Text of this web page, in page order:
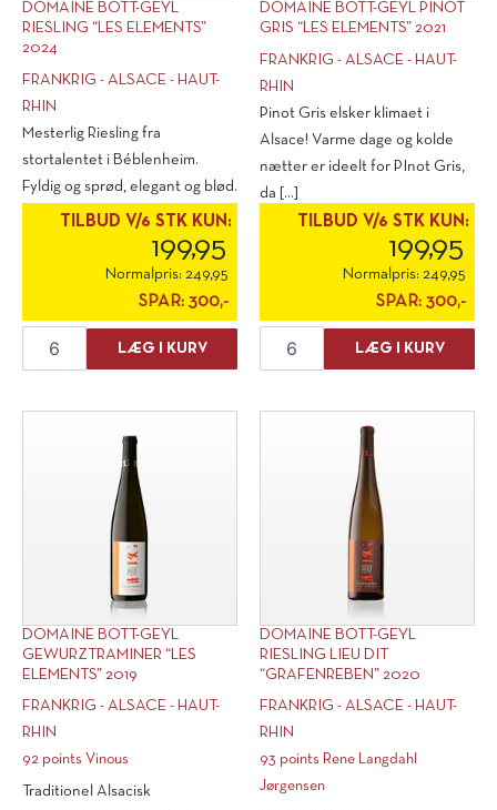
DOMAINE BOTT-GEYL
RIESLING “LES ELEMENTS”
2024
FRANKRIG - ALSACE - HAUT-
RHIN
Mesterlig Riesling fra
stortalentet i Béblenheim.
Fyldig og sprød, elegant og blød.
TILBUD V/6 STK KUN:
199,95
Normalpris: 249,95
SPAR: 300,-
Bott-
LÆG I KURV
DOMAINE BOTT-GEYL PINOT
GRIS “LES ELEMENTS” 2021
FRANKRIG - ALSACE - HAUT-
RHIN
Pinot Gris elsker klimaet i
Alsace! Varme dage og kolde
nætter er ideelt for PInot Gris,
da [...]
TILBUD V/6 STK KUN:
199,95
Normalpris: 249,95
SPAR: 300,-
Bott-
LÆG I KURV
DOMAINE BOTT-GEYL
GEWURZTRAMINER “LES
ELEMENTS” 2019
FRANKRIG - ALSACE - HAUT-
RHIN
92 points Vinous
Traditionel Alsacisk
DOMAINE BOTT-GEYL
RIESLING LIEU DIT
“GRAFENREBEN” 2020
FRANKRIG - ALSACE - HAUT-
RHIN
93 points Rene Langdahl
Jørgensen